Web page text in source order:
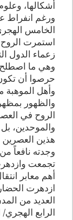
أشكالها،
ورغم انفراط
الخامس
استمرت الروح
زعماء الدول
وهي ما اصطلح
حرصوا أن
وأهل الموهبة
والظهور
الروح في
هذين العصرين
وجدته نافعاً
تجمعت
أهم معابر
ازدهرت
العديد من
الرابع